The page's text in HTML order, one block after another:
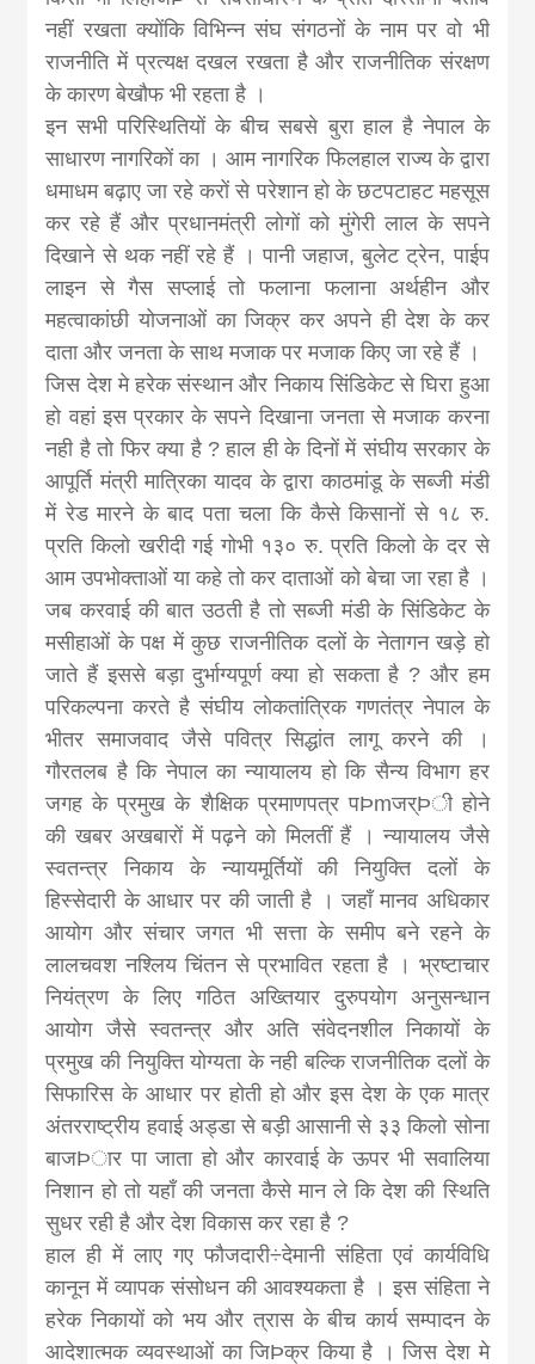
नहीं रखता क्योंकि विभिन्न संघ संगठनों के नाम पर वो भी
राजनीति में प्रत्यक्ष दखल रखता है और राजनीतिक संरक्षण
के कारण बेखौफ भी रहता है ।
इन सभी परिस्थितियों के बीच सबसे बुरा हाल है नेपाल के
साधारण नागरिकों का । आम नागरिक फिलहाल राज्य के द्वारा
धमाधम बढ़ाए जा रहे करों से परेशान हो के छटपटाहट महसूस
कर रहे हैं और प्रधानमंत्री लोगों को मुंगेरी लाल के सपने
दिखाने से थक नहीं रहे हैं । पानी जहाज, बुलेट ट्रेन, पाईप
लाइन से गैस सप्लाई तो फलाना फलाना अर्थहीन और
महत्वाकांछी योजनाओं का जिक्र कर अपने ही देश के कर
दाता और जनता के साथ मजाक पर मजाक किए जा रहे हैं ।
जिस देश मे हरेक संस्थान और निकाय सिंडिकेट से घिरा हुआ
हो वहां इस प्रकार के सपने दिखाना जनता से मजाक करना
नही है तो फिर क्या है ? हाल ही के दिनों में संघीय सरकार के
आपूर्ति मंत्री मात्रिका यादव के द्वारा काठमांडू के सब्जी मंडी
में रेड मारने के बाद पता चला कि कैसे किसानों से १८ रु.
प्रति किलो खरीदी गई गोभी १३० रु. प्रति किलो के दर से
आम उपभोक्ताओं या कहे तो कर दाताओं को बेचा जा रहा है ।
जब करवाई की बात उठती है तो सब्जी मंडी के सिंडिकेट के
मसीहाओं के पक्ष में कुछ राजनीतिक दलों के नेतागन खड़े हो
जाते हैं इससे बड़ा दुर्भाग्यपूर्ण क्या हो सकता है ? और हम
परिकल्पना करते है संघीय लोकतांत्रिक गणतंत्र नेपाल के
भीतर समाजवाद जैसे पवित्र सिद्धांत लागू करने की ।
गौरतलब है कि नेपाल का न्यायालय हो कि सैन्य विभाग हर
जगह के प्रमुख के शैक्षिक प्रमाणपत्र पÞmजर्Þी होने
की खबर अखबारों में पढ़ने को मिलतीं हैं । न्यायालय जैसे
स्वतन्त्र निकाय के न्यायमूर्तियों की नियुक्ति दलों के
हिस्सेदारी के आधार पर की जाती है । जहाँ मानव अधिकार
आयोग और संचार जगत भी सत्ता के समीप बने रहने के
लालचवश नश्लिय चिंतन से प्रभावित रहता है । भ्रष्टाचार
नियंत्रण के लिए गठित अख्तियार दुरुपयोग अनुसन्धान
आयोग जैसे स्वतन्त्र और अति संवेदनशील निकायों के
प्रमुख की नियुक्ति योग्यता के नही बल्कि राजनीतिक दलों के
सिफारिस के आधार पर होती हो और इस देश के एक मात्र
अंतरराष्ट्रीय हवाई अड्डा से बड़ी आसानी से ३३ किलो सोना
बाजÞार पा जाता हो और कारवाई के ऊपर भी सवालिया
निशान हो तो यहाँ की जनता कैसे मान ले कि देश की स्थिति
सुधर रही है और देश विकास कर रहा है ?
हाल ही में लाए गए फौजदारी÷देमानी संहिता एवं कार्यविधि
कानून में व्यापक संसोधन की आवश्यकता है । इस संहिता ने
हरेक निकायों को भय और त्रास के बीच कार्य सम्पादन के
आदेशात्मक व्यवस्थाओं का जिÞक्र किया है । जिस देश मे